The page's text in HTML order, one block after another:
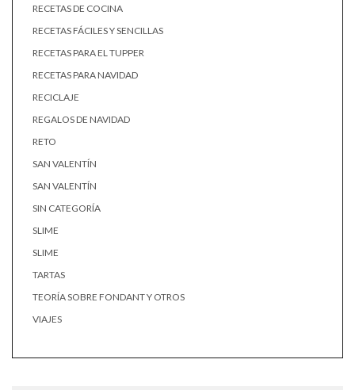
RECETAS DE COCINA
RECETAS FÁCILES Y SENCILLAS
RECETAS PARA EL TUPPER
RECETAS PARA NAVIDAD
RECICLAJE
REGALOS DE NAVIDAD
RETO
SAN VALENTÍN
SAN VALENTÍN
SIN CATEGORÍA
SLIME
SLIME
TARTAS
TEORÍA SOBRE FONDANT Y OTROS
VIAJES